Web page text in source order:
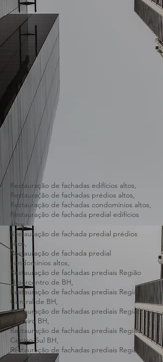
Restauração de fachadas edifícios altos,
Restauração de fachadas prédios altos,
Restauração de fachadas condomínios altos,
Restauração de fachada predial edifícios
altos,
Restauração de fachada predial prédios
altos,
Restauração de fachada predial
condomínios altos,
Restauração de fachadas prediais Região
Hipercentro de BH,
Restauração de fachadas prediais Região
Central de BH,
Restauração de fachadas prediais Região
Barreiro BH,
Restauração de fachadas prediais Região